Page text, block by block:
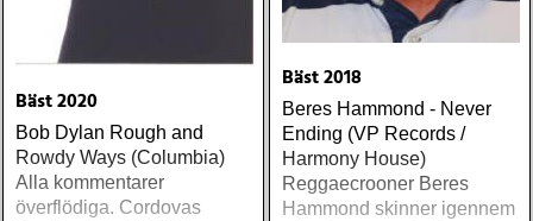
Bäst 2020
Bob Dylan Rough and
Rowdy Ways (Columbia)
Alla kommentarer
överflödiga. Cordovas
Bäst 2018
Beres Hammond - Never
Ending (VP Records /
Harmony House)
Reggaecrooner Beres
Hammond skinner igennem